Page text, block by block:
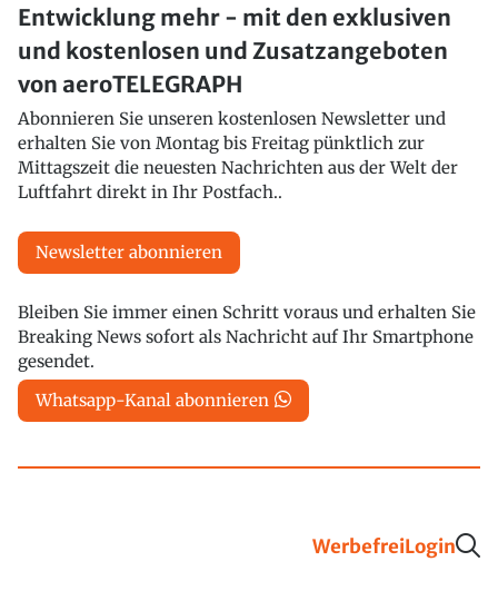
Entwicklung mehr - mit den exklusiven
und kostenlosen und Zusatzangeboten
von aeroTELEGRAPH
Abonnieren Sie unseren kostenlosen Newsletter und
erhalten Sie von Montag bis Freitag pünktlich zur
Mittagszeit die neuesten Nachrichten aus der Welt der
Luftfahrt direkt in Ihr Postfach..
Newsletter abonnieren
Bleiben Sie immer einen Schritt voraus und erhalten Sie
Breaking News sofort als Nachricht auf Ihr Smartphone
gesendet.
Whatsapp-Kanal abonnieren
WerbefreiLogin